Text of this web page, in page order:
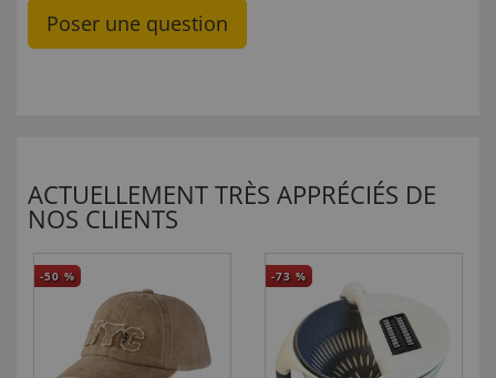
Poser une question
ACTUELLEMENT TRÈS APPRÉCIÉS DE
NOS CLIENTS
-50 % -73 %